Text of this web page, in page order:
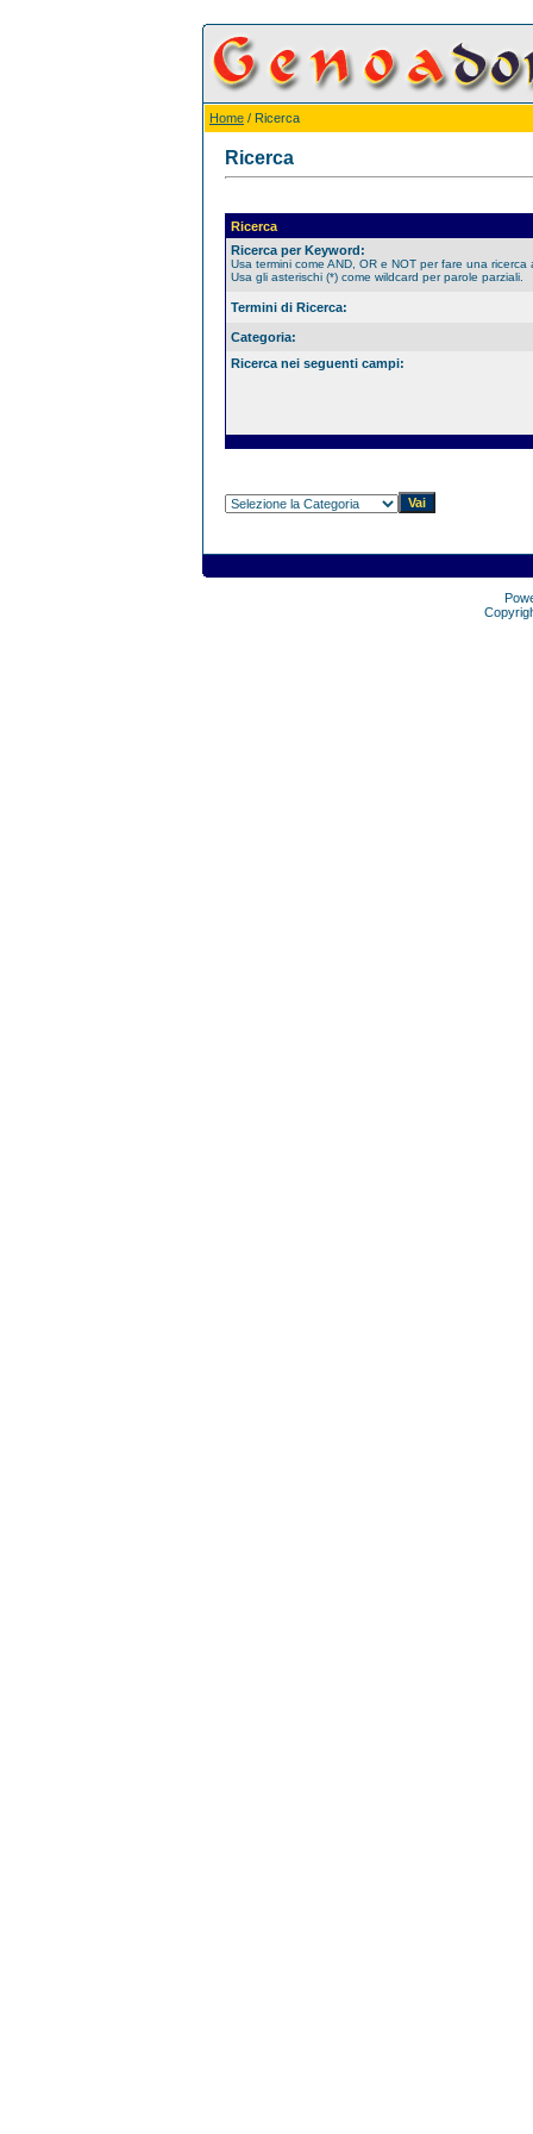
Home / Ricerca
Ricerca
Ricerca
Ricerca per Keyword:
Usa termini come AND, OR e NOT per fare una ricerca
Usa gli asterischi (*) come wildcard per parole parziali.
Termini di Ricerca:
Categoria:
Ricerca nei seguenti campi: